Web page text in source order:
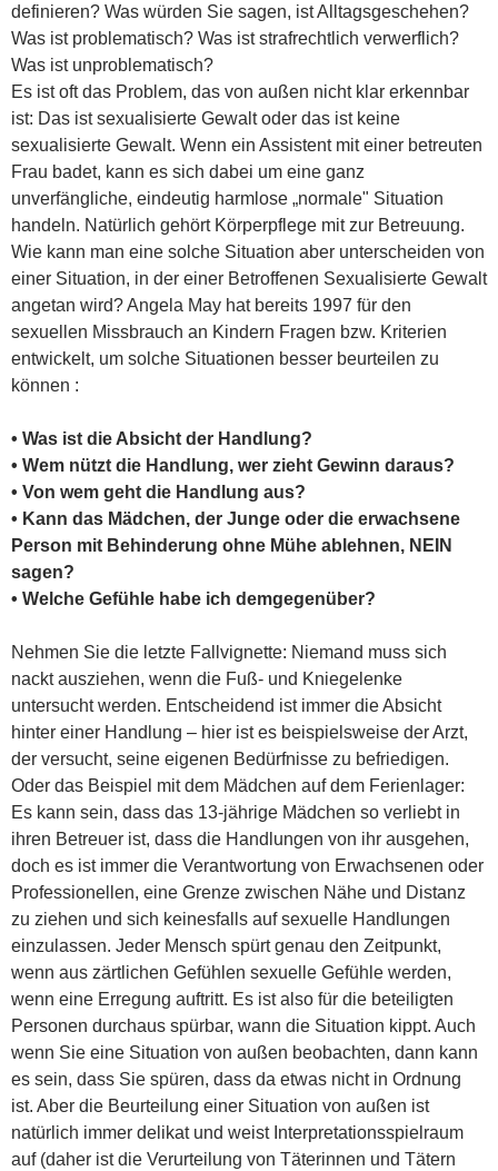
definieren? Was würden Sie sagen, ist Alltagsgeschehen?
Was ist problematisch? Was ist strafrechtlich verwerflich?
Was ist unproblematisch?
Es ist oft das Problem, das von außen nicht klar erkennbar
ist: Das ist sexualisierte Gewalt oder das ist keine
sexualisierte Gewalt. Wenn ein Assistent mit einer betreuten
Frau badet, kann es sich dabei um eine ganz
unverfängliche, eindeutig harmlose „normale" Situation
handeln. Natürlich gehört Körperpflege mit zur Betreuung.
Wie kann man eine solche Situation aber unterscheiden von
einer Situation, in der einer Betroffenen Sexualisierte Gewalt
angetan wird? Angela May hat bereits 1997 für den
sexuellen Missbrauch an Kindern Fragen bzw. Kriterien
entwickelt, um solche Situationen besser beurteilen zu
können :
• Was ist die Absicht der Handlung?
• Wem nützt die Handlung, wer zieht Gewinn daraus?
• Von wem geht die Handlung aus?
• Kann das Mädchen, der Junge oder die erwachsene
Person mit Behinderung ohne Mühe ablehnen, NEIN
sagen?
• Welche Gefühle habe ich demgegenüber?
Nehmen Sie die letzte Fallvignette: Niemand muss sich
nackt ausziehen, wenn die Fuß- und Kniegelenke
untersucht werden. Entscheidend ist immer die Absicht
hinter einer Handlung – hier ist es beispielsweise der Arzt,
der versucht, seine eigenen Bedürfnisse zu befriedigen.
Oder das Beispiel mit dem Mädchen auf dem Ferienlager:
Es kann sein, dass das 13-jährige Mädchen so verliebt in
ihren Betreuer ist, dass die Handlungen von ihr ausgehen,
doch es ist immer die Verantwortung von Erwachsenen oder
Professionellen, eine Grenze zwischen Nähe und Distanz
zu ziehen und sich keinesfalls auf sexuelle Handlungen
einzulassen. Jeder Mensch spürt genau den Zeitpunkt,
wenn aus zärtlichen Gefühlen sexuelle Gefühle werden,
wenn eine Erregung auftritt. Es ist also für die beteiligten
Personen durchaus spürbar, wann die Situation kippt. Auch
wenn Sie eine Situation von außen beobachten, dann kann
es sein, dass Sie spüren, dass da etwas nicht in Ordnung
ist. Aber die Beurteilung einer Situation von außen ist
natürlich immer delikat und weist Interpretationsspielraum
auf (daher ist die Verurteilung von Täterinnen und Tätern